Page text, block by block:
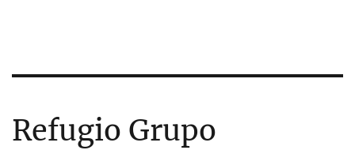
Refugio Grupo